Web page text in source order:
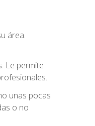
área.
Le permite
unas pocas
o no